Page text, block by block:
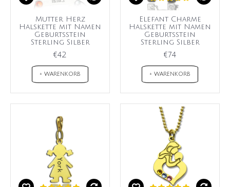
Mutter Herz
Halskette mit Namen
Geburtsstein
Sterling Silber
€42
+ WARENKORB
Elefant Charme
Halskette mit Namen
Geburtsstein
Sterling Silber
€74
+ WARENKORB